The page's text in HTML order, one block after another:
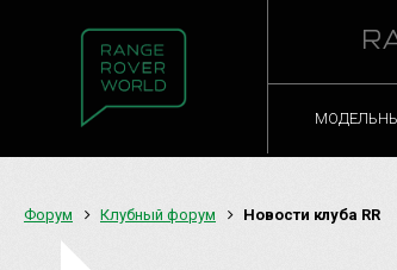
Форум Клубный форум Новости клуба RR